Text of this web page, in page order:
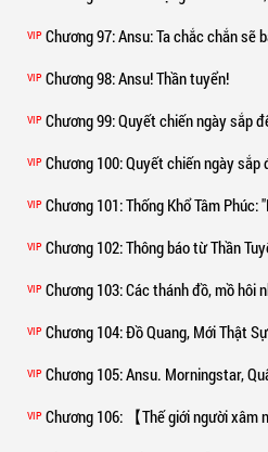
VIP Chương 97: Ansu: Ta chắc chắn sẽ
VIP Chương 98: Ansu! Thần tuyển!
VIP Chương 99: Quyết chiến ngày sắp
VIP Chương 100: Quyết chiến ngày sắp
VIP Chương 101: Thống Khổ Tâm Phúc:
VIP Chương 102: Thông báo từ Thần
VIP Chương 103: Các thánh đồ, mồ hôi
VIP Chương 104: Đồ Quang, Mới Thật
VIP Chương 105: Ansu. Morningstar,
VIP Chương 106: 【Thế giới người xâm